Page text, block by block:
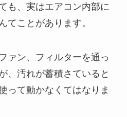
も、実はエアコン内部に
てことがあります。
ァン、フィルターを通っ
、汚れが蓄積さていると
って動かなくてはなりま